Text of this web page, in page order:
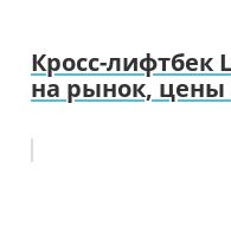
Кросс-лифтбек
на рынок, цены